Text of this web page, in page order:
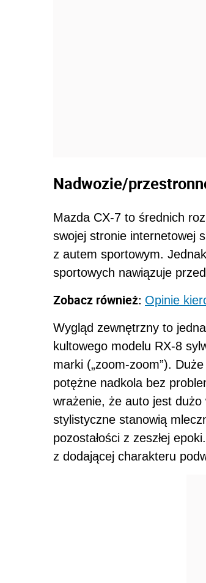
Nadwozie/
Mazda CX-7 to średnich
swojej stronie internetowej
z autem sportowym.
sportowych nawiązuje
Zobacz również: Opinie
Wygląd zewnętrzny to
kultowego modelu RX-8
marki („zoom-zoom”).
potężne nadkola bez
wrażenie, że auto jest
stylistyczne stanowią
pozostałości z zeszłej
z dodającej charakteru